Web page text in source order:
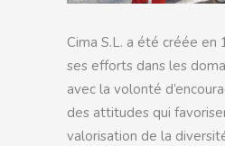
Cima S.L. a été créée
ses efforts dans les
avec la volonté
des attitudes qui
valorisation de la